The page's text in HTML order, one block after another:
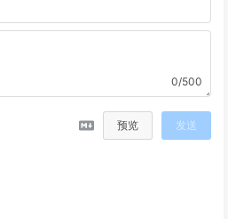
0/500
预览 发送